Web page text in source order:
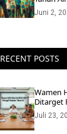
Juni 2,
RECENT POSTS
Wamen
Ditarget
Juli 23,